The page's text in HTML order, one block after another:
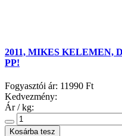
2011, MIKES KELEMEN,
PP!
Fogyasztói ár: 11990 Ft
Kedvezmény:
Ár / kg: